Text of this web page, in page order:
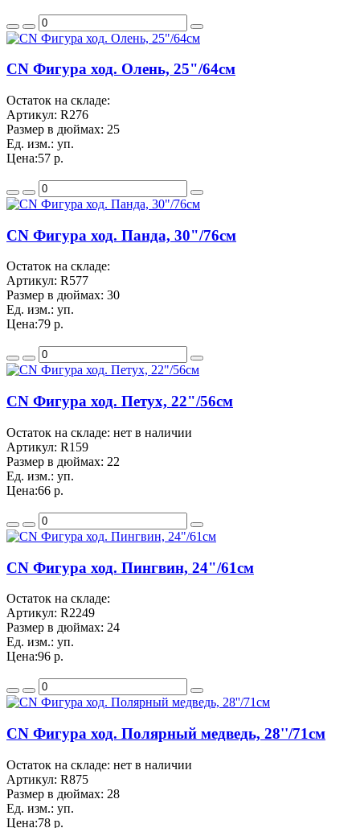
CN Фигура ход. Олень, 25"/64см
Остаток на складе:
Артикул: R276
Размер в дюймах: 25
Ед. изм.: уп.
Цена:57 р.
CN Фигура ход. Панда, 30"/76см
Остаток на складе:
Артикул: R577
Размер в дюймах: 30
Ед. изм.: уп.
Цена:79 р.
CN Фигура ход. Петух, 22"/56см
Остаток на складе: нет в наличии
Артикул: R159
Размер в дюймах: 22
Ед. изм.: уп.
Цена:66 р.
CN Фигура ход. Пингвин, 24"/61см
Остаток на складе:
Артикул: R2249
Размер в дюймах: 24
Ед. изм.: уп.
Цена:96 р.
CN Фигура ход. Полярный медведь, 28''/71см
Остаток на складе: нет в наличии
Артикул: R875
Размер в дюймах: 28
Ед. изм.: уп.
Цена:78 р.